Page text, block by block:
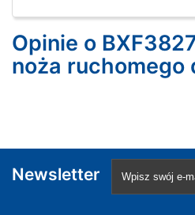
Opinie o
noża ruchomego
Newsletter